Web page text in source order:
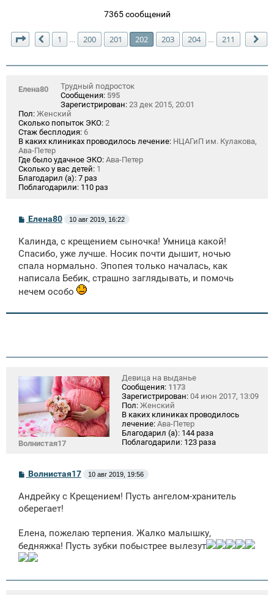
7365 сообщений
Страница 202 из211
Пред.
1 … 200 201 202 203 204 … 211
Елена80
Трудный подросток
Сообщения: 595
Зарегистрирован: 23 дек 2015, 20:01
Пол: Женский
Сколько попыток ЭКО: 2
Стаж бесплодия: 6
В каких клиниках проводилось лечение: НЦАГиП им. Кулакова,
Ава-Петер
Где было удачное ЭКО: Ава-Петер
Сколько у вас детей: 1
Благодарил (а): 7 раз
Поблагодарили: 110 раз
С
б
щ
н
и
Елена80 10 авг 2019, 16:22
Калинда, с крещением сыночка! Умница какой!
Спасибо, уже лучше. Носик почти дышит, ночью
спала нормально. Эпопея только началась, как
написала Бебик, страшно заглядывать, и помочь
нечем особо
Волнистая17
Девица на выданье
Сообщения: 1173
Зарегистрирован: 04 июн 2017, 13:09
Пол: Женский
В каких клиниках проводилось
лечение: Ава-Петер
Благодарил (а): 144 раза
Поблагодарили: 123 раза
С
б
щ
и
Волнистая17 10 авг 2019, 19:56
Андрейку с Крещением! Пусть ангелом-хранитель
оберегает!
Елена, пожелаю терпения. Жалко малышку,
бедняжка! Пусть зубки побыстрее вылезут